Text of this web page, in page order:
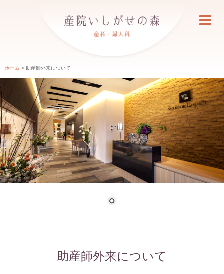
ホーム > 助産師外来について
助産師外来について